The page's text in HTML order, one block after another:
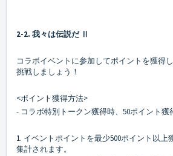
2-2. 我々は伝説だ Ⅱ
コラボイベントに参加してポイントを獲得
挑戦しましょう！
<ポイント獲得方法>
- コラボ特別トークン獲得時、50ポイント獲
1. イベントポイントを最少500ポイント以上
集計されます。